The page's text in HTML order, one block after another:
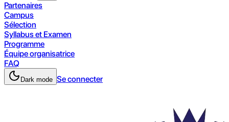
Partenaires
Campus
Sélection
Syllabus et Examen
Programme
Équipe organisatrice
FAQ
Dark mode Se connecter